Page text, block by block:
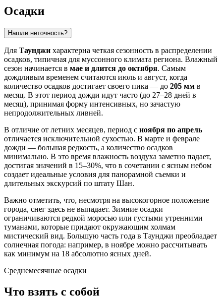
Осадки
Нашли неточность?
Для Таунджи характерна четкая сезонность в распределении
осадков, типичная для муссонного климата региона. Влажный
сезон начинается в мае и длится до октября. Самым
дождливым временем считаются июль и август, когда
количество осадков достигает своего пика — до 205 мм в
месяц. В этот период дожди идут часто (до 27–28 дней в
месяц), принимая форму интенсивных, но зачастую
непродолжительных ливней.
В отличие от летних месяцев, период с ноября по апрель
отличается исключительной сухостью. В марте и феврале
дожди — большая редкость, а количество осадков
минимально. В это время влажность воздуха заметно падает,
достигая значений в 15–30%, что в сочетании с ясным небом
создает идеальные условия для панорамной съемки и
длительных экскурсий по штату Шан.
Важно отметить, что, несмотря на высокогорное положение
города, снег здесь не выпадает. Зимние осадки
ограничиваются редкой моросью или густыми утренними
туманами, которые придают окружающим холмам
мистический вид. Большую часть года в Таунджи преобладает
солнечная погода: например, в ноябре можно рассчитывать
как минимум на 18 абсолютно ясных дней.
Среднемесячные осадки
Что взять с собой